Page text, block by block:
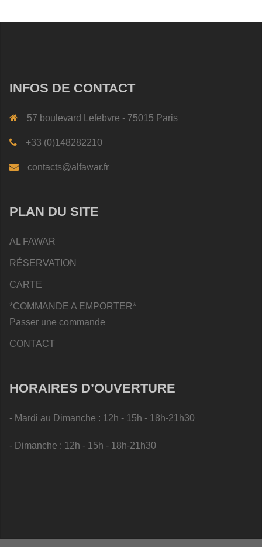
INFOS DE CONTACT
57 boulevard Lefebvre - 75015 Paris
+33 (0)148282210
contacts@alfawar.fr
PLAN DU SITE
AL FAWAR
RÉSERVATION
CARTE
*COMMANDE A EMPORTER*
Passer une commande
CONTACT
HORAIRES D’OUVERTURE
- Mardi au Dimanche : 12h - 15h - 18h-21h30
- Dimanche : 12h - 15h - 18h-21h30